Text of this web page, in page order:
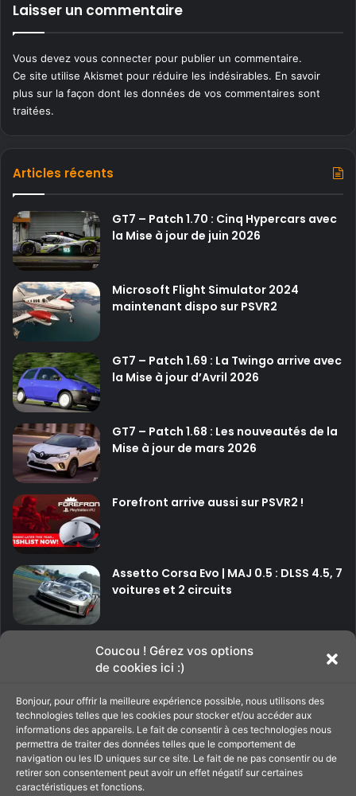
Coucou ! Gérez vos options
de cookies ici :)
Bonjour, pour offrir la meilleure expérience possible, nous utilisons des
technologies telles que les cookies pour stocker et/ou accéder aux
informations des appareils. Le fait de consentir à ces technologies nous
permettra de traiter des données telles que le comportement de
navigation ou les ID uniques sur ce site. Le fait de ne pas consentir ou de
retirer son consentement peut avoir un effet négatif sur certaines
caractéristiques et fonctions.
Laisser un commentaire
Vous devez vous connecter pour publier un commentaire.
Ce site utilise Akismet pour réduire les indésirables. En savoir
plus sur la façon dont les données de vos commentaires sont
traitées.
Articles récents
GT7 – Patch 1.70 : Cinq Hypercars avec
la Mise à jour de juin 2026
Microsoft Flight Simulator 2024
maintenant dispo sur PSVR2
GT7 – Patch 1.69 : La Twingo arrive avec
la Mise à jour d’Avril 2026
GT7 – Patch 1.68 : Les nouveautés de la
Mise à jour de mars 2026
Forefront arrive aussi sur PSVR2 !
Assetto Corsa Evo | MAJ 0.5 : DLSS 4.5, 7
voitures et 2 circuits
P
a
e
p
r
P
e
u
Soutenir le site
C'est par ici pour filer un petit coup de main au
site ;)